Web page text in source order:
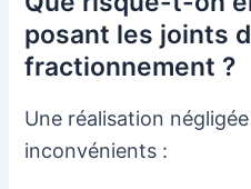
posant les joints
fractionnement ?
Une réalisation
inconvénients :